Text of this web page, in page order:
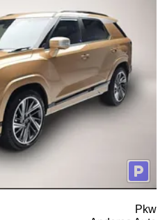
Pkw